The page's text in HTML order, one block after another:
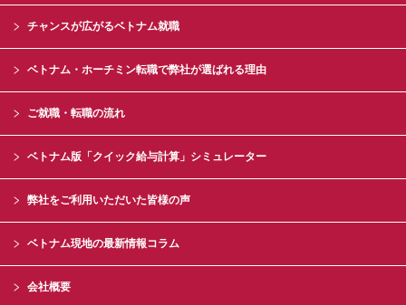
チャンスが広がるベトナム就職
ベトナム・ホーチミン転職で弊社が選ばれる理由
ご就職・転職の流れ
ベトナム版「クイック給与計算」シミュレーター
弊社をご利用いただいた皆様の声
ベトナム現地の最新情報コラム
会社概要